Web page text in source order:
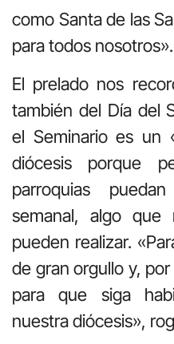
como Santa de las
para todos nosotros».
El prelado nos
también del Día del
el Seminario es un
diócesis porque
parroquias
semanal, algo que
pueden realizar.
de gran orgullo y,
para que siga
nuestra diócesis»,